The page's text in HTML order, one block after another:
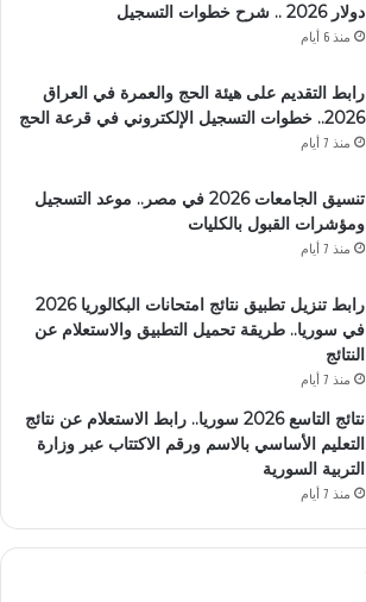
دولار 2026 .. شرح خطوات التسجيل
منذ 6 أيام
رابط التقديم على هيئة الحج والعمرة في العراق
2026.. خطوات التسجيل الإلكتروني في قرعة الحج
منذ 7 أيام
تنسيق الجامعات 2026 في مصر.. موعد التسجيل
ومؤشرات القبول بالكليات
منذ 7 أيام
رابط تنزيل تطبيق نتائج امتحانات البكالوريا 2026
في سوريا.. طريقة تحميل التطبيق والاستعلام عن
النتائج
منذ 7 أيام
نتائج التاسع 2026 سوريا.. رابط الاستعلام عن نتائج
التعليم الأساسي بالاسم ورقم الاكتتاب عبر وزارة
التربية السورية
منذ 7 أيام